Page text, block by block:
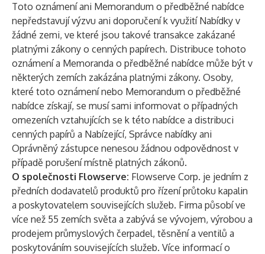
Toto oznámení ani Memorandum o předběžné nabídce
nepředstavují výzvu ani doporučení k využití Nabídky v
žádné zemi, ve které jsou takové transakce zakázané
platnými zákony o cenných papírech. Distribuce tohoto
oznámení a Memoranda o předběžné nabídce může být v
některých zemích zakázána platnými zákony. Osoby,
které toto oznámení nebo Memorandum o předběžné
nabídce získají, se musí sami informovat o případných
omezeních vztahujících se k této nabídce a distribuci
cenných papírů a Nabízející, Správce nabídky ani
Oprávněný zástupce nenesou žádnou odpovědnost v
případě porušení místně platných zákonů.
O společnosti Flowserve: Flowserve Corp. je jedním z
předních dodavatelů produktů pro řízení průtoku kapalin
a poskytovatelem souvisejících služeb. Firma působí ve
více než 55 zemích světa a zabývá se vývojem, výrobou a
prodejem průmyslových čerpadel, těsnění a ventilů a
poskytováním souvisejících služeb. Více informací o